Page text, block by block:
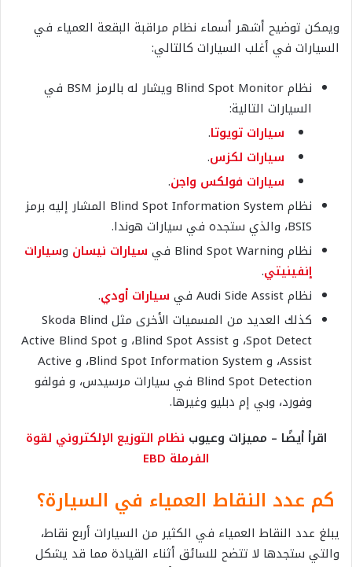
ويمكن توضيح أشهر أسماء نظام مراقبة البقعة العمياء في
السيارات في أغلب السيارات كالتالي:
نظام Blind Spot Monitor ويشار له بالرمز BSM في
السيارات التالية:
سيارات تويوتا.
سيارات لكزس.
سيارات فولكس واجن.
نظام Blind Spot Information System المشار إليه برمز
BSIS، والذي ستجده في سيارات هوندا.
نظام Blind Spot Warning في
سيارات نيسان وسيارات
إنفينيتي.
نظام Audi Side Assist في
سيارات أودي.
كذلك العديد من المسميات الأخرى مثل Skoda Blind
Spot Detect، و Blind Spot Assist، و Active Blind Spot
Assist، و Blind Spot Information System، و Active
Blind Spot Detection في سيارات مرسيدس، و فولفو
وفورد، وبي إم دبليو وغيرها.
اقرأ أيضًا – مميزات وعيوب نظام التوزيع الإلكتروني لقوة
الفرملة EBD
كم عدد النقاط العمياء في السيارة؟
يبلغ عدد النقاط العمياء في الكثير من السيارات أربع نقاط،
والتي ستجدها لا تتضح للسائق أثناء القيادة مما قد يشكل